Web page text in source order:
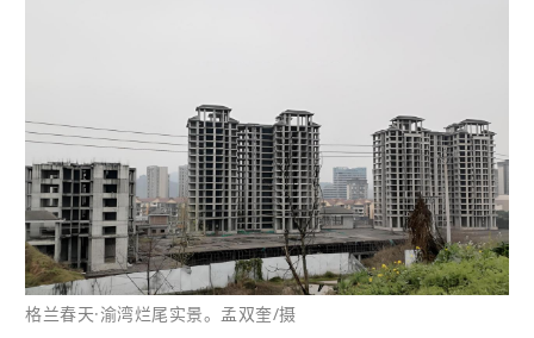
格兰春天·渝湾烂尾实景。孟双奎/摄